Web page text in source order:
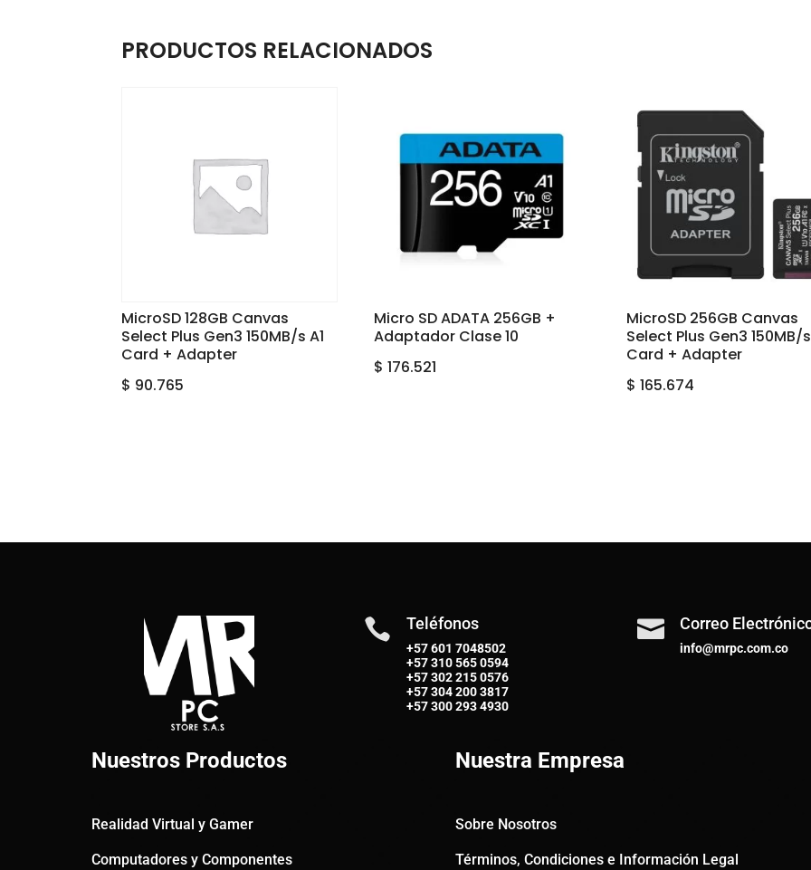
PRODUCTOS RELACIONADOS
MicroSD 128GB Canvas
Select Plus Gen3 150MB/s A1
Card + Adapter
$ 90.765
Micro SD ADATA 256GB +
Adaptador Clase 10
$ 176.521
MicroSD 256GB Canvas
Select Plus Gen3 150MB/s
Card + Adapter
$ 165.674
 Teléfonos
+57 601 7048502
+57310 565 0594
+57302 215 0576
+57304 200 3817
+57300 293 4930
 Correo
info@mrpc.com.co
Nuestros Productos
Realidad Virtual y Gamer
Computadores y Componentes
Nuestra Empresa
Sobre Nosotros
Términos, Condiciones e Información Legal